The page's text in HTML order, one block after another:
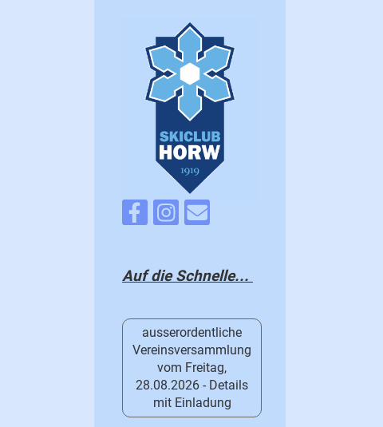
Auf die Schnelle...
ausserordentliche
Vereinsversammlung
vom Freitag,
28.08.2026 - Details
mit Einladung